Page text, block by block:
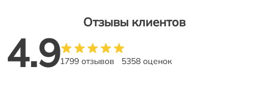
Отзывы клиентов
4.91799 отзывов 5358 оценок